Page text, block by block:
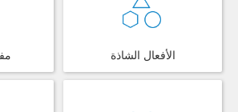
الأفعال الشاذة